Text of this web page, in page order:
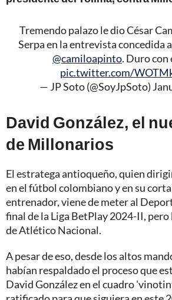
Tremendo palazo le dio César
Serpa en la entrevista concedida a
@camiloapinto. Duro con
pic.twitter.com/
— JP Soto (@SoyJpSoto)
David González, el
de Millonarios
El estratega antioqueño, quien
en el fútbol colombiano y en su
entrenador, viene de meter al
final de la Liga BetPlay 2024-II, pero
de Atlético Nacional.
A pesar de eso, desde los altos
habían respaldado el proceso que
David González en el cuadro